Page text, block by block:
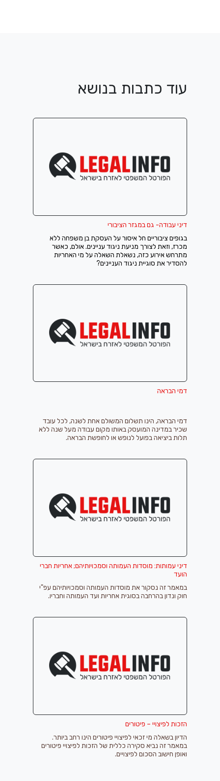
עוד כתבות בנושא
דיני עבודה- גם במגזר הציבורי
בגופים ציבוריים חל איסור על העסקת בן משפחה ללא
מכרז, וזאת לצורך מניעת ניגוד עניינים. אולם, כאשר
מתרחש אירוע כזה, נשאלת השאלה על מי האחריות
להסדיר את סוגיית ניגוד העניינים?
דמי הבראה
דמי הבראה, הינו תשלום המשולם אחת לשנה, לכל עובד
שכיר במדינה המועסק באותו מקום עבודה מעל שנה ללא
תלות ביציאה בפועל לנופש או לחופשת הבראה.
דיני עמותות: מוסדות העמותה וסמכויותיהם; אחריות חברי
הועד
במאמר זה נסקור את מוסדות העמותה וסמכויותיהם עפ"י
חוק ונדון בהרחבה בסוגית אחריות ועד העמותה וחבריו.
הזכות לפיצויי – פיטורים
הדיון בשאלה מי זכאי לפיצויי פיטורים הינו רחב ביותר.
במאמר זה נביא סקירה כללית של הזכות לפיצויי פיטורים
ואופן חישוב הסכום לפיצויים.